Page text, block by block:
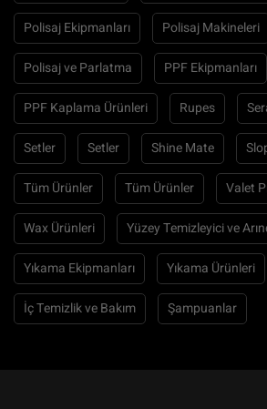
Polisaj Ekipmanları Polisaj Makineleri
Polisaj ve Parlatma PPF Ekipmanları
PPF Kaplama Ürünleri Rupes
Setler Setler Shine Mate
Tüm Ürünler Tüm Ürünler Valet
Wax Ürünleri Yüzey Temizleyici ve
Yıkama Ekipmanları Yıkama Ürünleri
İç Temizlik ve Bakım Şampuanlar